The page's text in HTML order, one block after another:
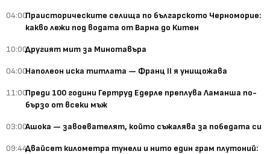
04:00Праисторическите селища по българското Черноморие:
какво лежи под водата от Варна до Китен
10:00Другият мит за Минотавъра
04:00Наполеон иска титлата — Франц II я унищожава
11:00Преди 100 години Гертруд Едерле преплува Ламанша по-
бързо от всеки мъж
03:00Ашока — завоевателят, който съжалява за победата си
09:44Двайсет километра тунели и нито един грам плутоний: